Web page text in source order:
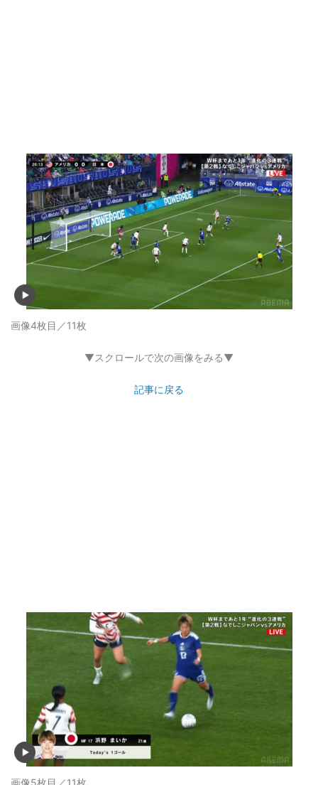
画像4枚目／11枚
▼スクロールで次の画像をみる▼
記事に戻る